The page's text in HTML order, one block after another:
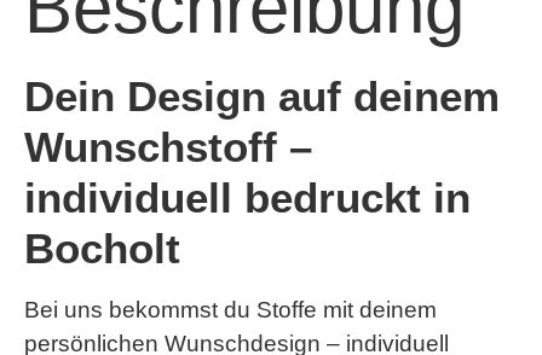
Dein Design auf deinem
Wunschstoff –
individuell bedruckt in
Bocholt
Bei uns bekommst du Stoffe mit deinem
persönlichen Wunschdesign – individuell